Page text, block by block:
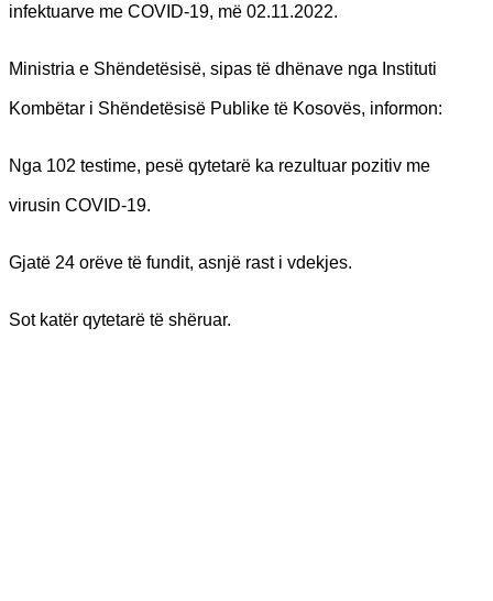
infektuarve me COVID-19, më 02.11.2022.
Ministria e Shëndetësisë, sipas të dhënave nga Instituti
Kombëtar i Shëndetësisë Publike të Kosovës, informon:
Nga 102 testime, pesë qytetarë ka rezultuar pozitiv me
virusin COVID-19.
Gjatë 24 orëve të fundit, asnjë rast i vdekjes.
Sot katër qytetarë të shëruar.